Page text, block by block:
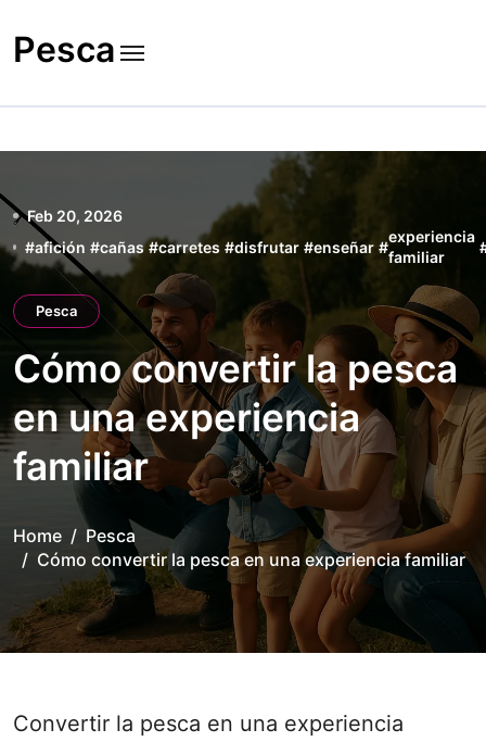
to
content
Pesca
Feb 20, 2026
#afición #cañas #carretes #disfrutar #enseñar #
experiencia
familiar
Pesca
Cómo convertir la pesca
en una experiencia
familiar
Home
Pesca
Cómo convertir la pesca en una experiencia familiar
Convertir la pesca en una experiencia